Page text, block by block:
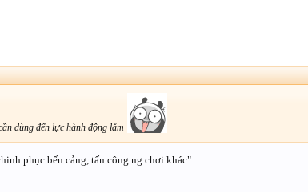
dùng đến lực hành động lắm
phục bến cảng, tấn công ng chơi khác"